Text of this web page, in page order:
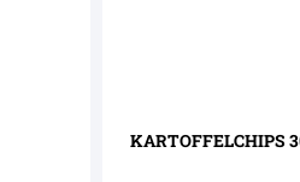
KARTOFFELCHIPS